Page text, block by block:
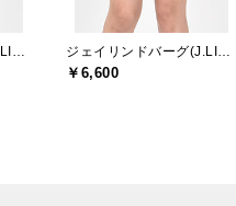
￥6,600